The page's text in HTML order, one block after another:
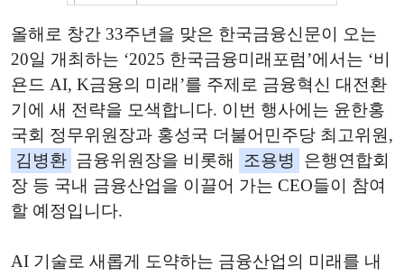
올해로 창간 33주년을 맞은 한국금융신문이 오는
20일 개최하는 ‘2025 한국금융미래포럼’에서는 ‘비
욘드 AI, K금융의 미래’를 주제로 금융혁신 대전환
기에 새 전략을 모색합니다. 이번 행사에는 윤한홍
국회 정무위원장과 홍성국 더불어민주당 최고위원,
김병환 금융위원장을 비롯해 조용병
은행연합회
장 등 국내 금융산업을 이끌어 가는 CEO들이 참여
할 예정입니다.
AI 기술로 새롭게 도약하는 금융산업의 미래를 내